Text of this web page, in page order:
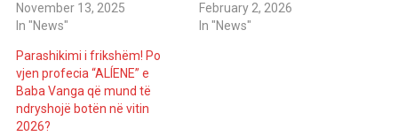
November 13, 2025
In "News"
February 2, 2026
In "News"
Parashikimi i frikshëm! Po
vjen profecia “ALÍENE” e
Baba Vanga që mund të
ndryshojë botën në vitin
2026?